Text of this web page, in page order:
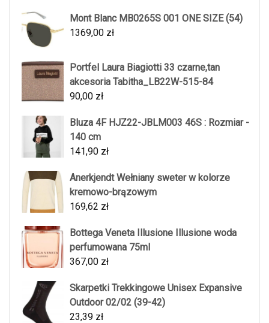
Mont Blanc MB0265S 001 ONE SIZE (54)
1369,00 zł
Portfel Laura Biagiotti 33 czarne,tan
akcesoria Tabitha_LB22W-515-84
90,00 zł
Bluza 4F HJZ22-JBLM003 46S : Rozmiar -
140 cm
141,90 zł
Anerkjendt Wełniany sweter w kolorze
kremowo-brązowym
169,62 zł
Bottega Veneta Illusione Illusione woda
perfumowana 75ml
367,00 zł
Skarpetki Trekkingowe Unisex Expansive
Outdoor 02/02 (39-42)
23,39 zł